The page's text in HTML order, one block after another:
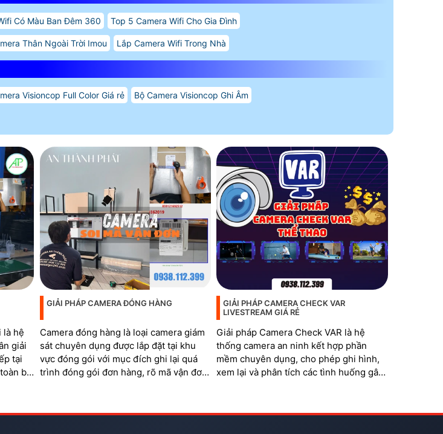
Có Màu Ban Đêm 360 Top 5 Camera Wifi Cho Gia Đình
Thân Ngoài Trời Imou Lắp Camera Wifi Trong Nhà
Visioncop Full Color Giá rẻ Bộ Camera Visioncop Ghi Âm
là hệ
giải
tại
bộ
GIẢI PHÁP CAMERA ĐÓNG HÀNG
Camera đóng hàng là loại camera giám
sát chuyên dụng được lắp đặt tại khu
vực đóng gói với mục đích ghi lại quá
trình đóng gói đơn hàng, rõ mã vận đơn,
GIẢI PHÁP CAMERA CHECK VAR
LIVESTREAM GIÁ RẺ
Giải pháp Camera Check VAR là hệ
thống camera an ninh kết hợp phần
mềm chuyên dụng, cho phép ghi hình,
xem lại và phân tích các tình huống gây
như bóng đá mini, cầu lông, bida,